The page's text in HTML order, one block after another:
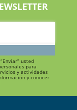
usted
para
y actividades
y conocer